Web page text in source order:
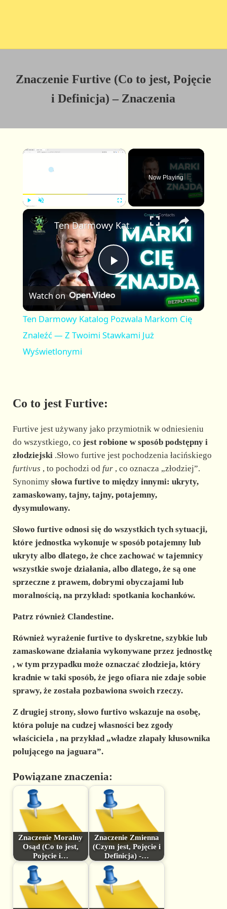
Znaczenie Furtive (Co to jest, Pojęcie
i Definicja) – Znaczenia
×
n
m
u
l
c
r
n
Now Playing
×
P
a
i
d
e
Ten Darmowy Katalog Pozwala Markom Cię Znaleźć — Z Twoimi Stawkami Już Wyświetlonymi
Watch on
Ten Darmowy Katalog Pozwala Markom Cię
Znaleźć — Z Twoimi Stawkami Już
Wyświetlonymi
Co to jest Furtive:
Furtive jest używany jako przymiotnik w odniesieniu
do wszystkiego, co jest robione w sposób podstępny i
złodziejski.Słowo furtive jest pochodzenia łacińskiego
furtivus , to pochodzi od fur, co oznacza „złodziej”.
Synonimy słowa furtive to między innymi: ukryty,
zamaskowany, tajny, tajny, potajemny,
dysymulowany.
Słowo furtive odnosi się do wszystkich tych sytuacji,
które jednostka wykonuje w sposób potajemny lub
ukrytyalbo dlatego, że chce zachować w tajemnicy
wszystkie swoje działania, albo dlatego, że są one
sprzeczne z prawem, dobrymi obyczajami lub
moralnością, na przykład: spotkania kochanków.
Patrz również Clandestine.
Również wyrażenie furtive to dyskretne, szybkie lub
zamaskowane działania wykonywane przez jednostkę
, w tym przypadku może oznaczać złodzieja, który
kradnie w taki sposób, że jego ofiara nie zdaje sobie
sprawy, że została pozbawiona swoich rzeczy.
Z drugiej strony, słowo furtivo wskazuje na osobę,
która poluje na cudzej własności bez zgody
właściciela, na przykład „władze złapały kłusownika
polującego na jaguara”.
Powiązane znaczenia:
Znaczenie Moralny
Osąd (Co to jest,
Pojęcie i…
Znaczenie Zmienna
(Czym jest, Pojęcie i
Definicja) -…